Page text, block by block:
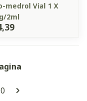
medrol Vial 1 X
2ml
pagina